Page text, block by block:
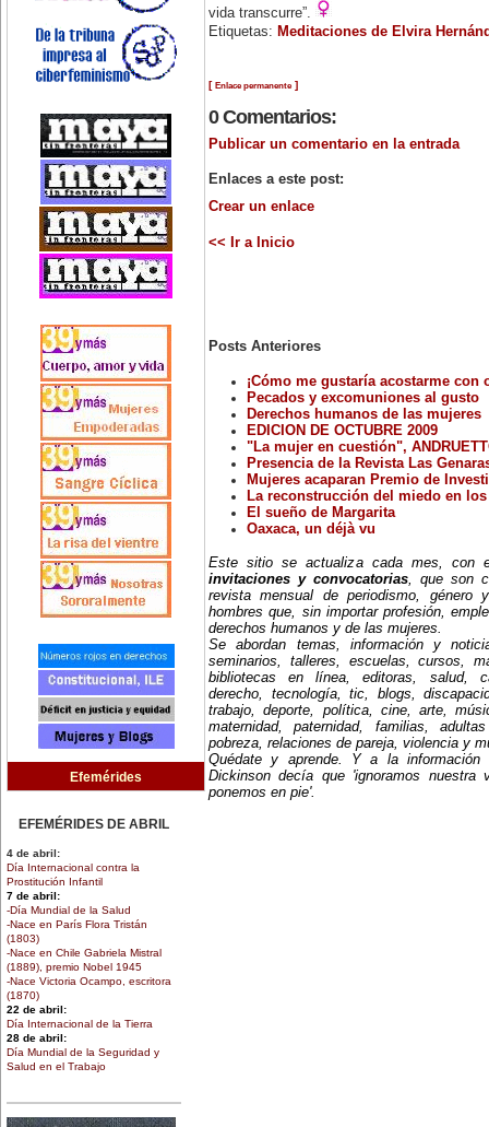
Efemérides
EFEMÉRIDES DE ABRIL
4 de abril:
Día Internacional contra la
Prostitución Infantil
7 de abril:
-Día Mundial de la Salud
-Nace en París Flora Tristán
(1803)
-Nace en Chile Gabriela Mistral
(1889), premio Nobel 1945
-Nace Victoria Ocampo, escritora
(1870)
22 de abril:
Día Internacional de la Tierra
28 de abril:
Día Mundial de la Seguridad y
Salud en el Trabajo
vida transcurre”.
Etiquetas: Meditaciones de Elvira
[ Enlace permanente]
0 Comentarios:
Publicar un comentario en la entrada
Enlaces a este post:
Crear un enlace
<< Ir a Inicio
Posts Anteriores
¡Cómo me gustaría acostarme con
Pecados y excomuniones al gusto
Derechos humanos de las mujeres
EDICION DE OCTUBRE 2009
"La mujer en cuestión",
Presencia de la Revista Las
Mujeres acaparan Premio de
La reconstrucción del miedo en
El sueño de Margarita
Oaxaca, un déjà vu
Este sitio se actualiza cada mes, con
invitaciones y convocatorias, que son
revista mensual de periodismo, género
hombres que, sin importar profesión,
derechos humanos y de las mujeres.
Se abordan temas, información y
seminarios, talleres, escuelas, cursos,
bibliotecas en línea, editoras, salud,
derecho, tecnología, tic, blogs,
trabajo, deporte, política, cine, arte,
maternidad, paternidad, familias,
pobreza, relaciones de pareja, violencia y
Quédate y aprende. Y a la
Dickinson decía que 'ignoramos nuestra
ponemos en pie'.